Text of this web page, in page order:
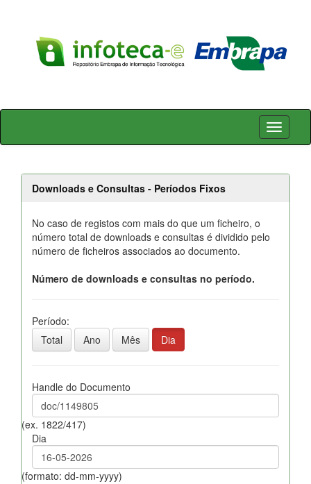
Skip
Downloads e Consultas - Períodos Fixos
No caso de registos com mais do que um ficheiro, o
número total de downloads e consultas é dividido pelo
número de ficheiros associados ao documento.
Número de downloads e consultas no período.
Período:
Total
Ano Mês Dia
Handle do Documento
(ex. 1822/417)
Dia
(formato: dd-mm-yyyy)